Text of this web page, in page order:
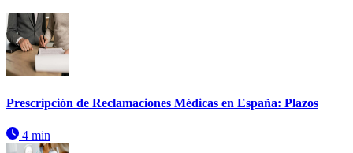
Prescripción de Reclamaciones Médicas en España: Plazos
4 min